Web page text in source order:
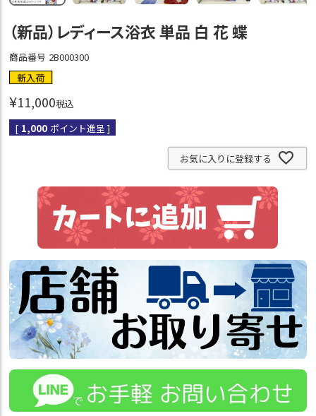
（新品）レディース浴衣 単品 白 花 蝶
商品番号 2B000300
新入荷
¥11,000税込
[ 1,000 ポイント進呈 ]
お気に入りに登録する